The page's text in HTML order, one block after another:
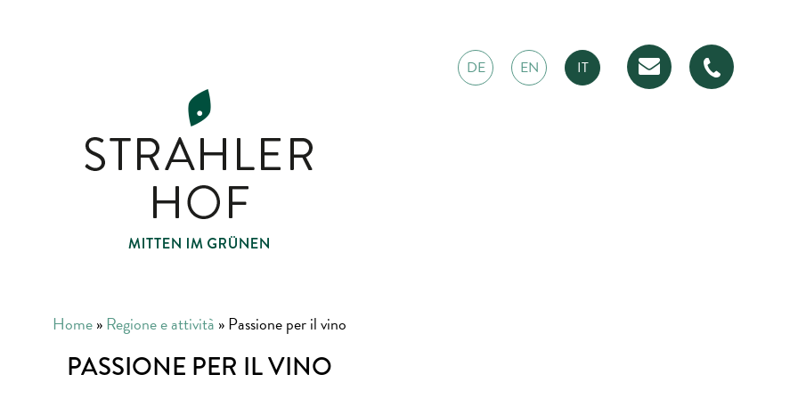
DE EN IT
Home»Regione e attività »Passione per il vino
PASSIONE PER IL VINO